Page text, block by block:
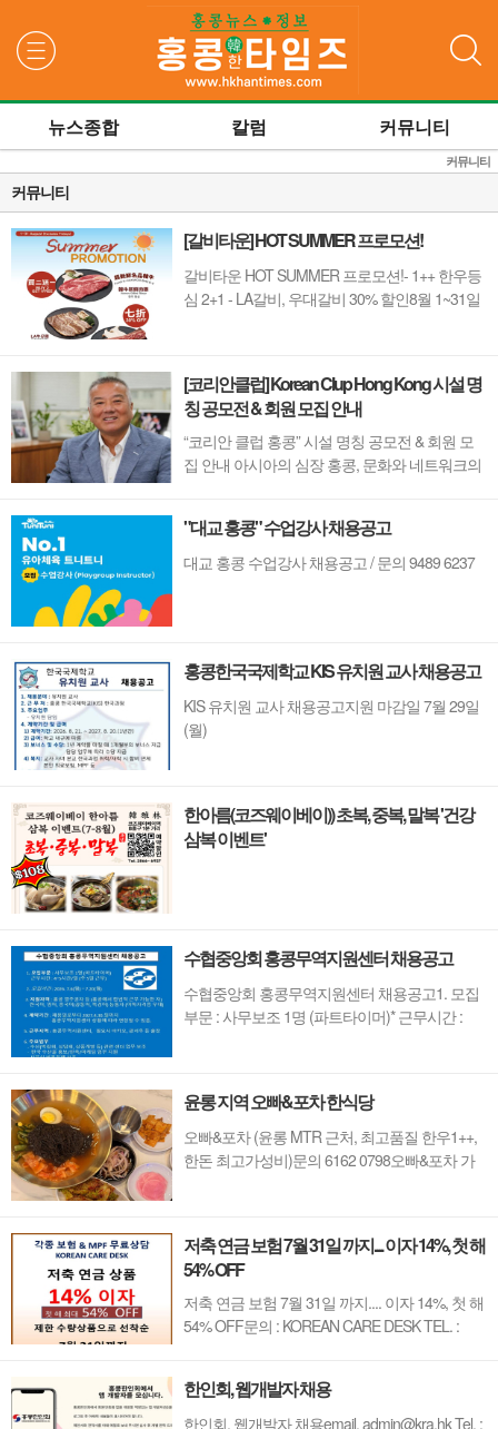
뉴스종합 칼럼 커뮤니티
커뮤니티
커뮤니티
[갈비타운] HOT SUMMER 프로모션!
갈비타운 HOT SUMMER 프로모션!- 1++ 한우등
심 2+1 - LA갈비, 우대갈비 30% 할인8월 1~31일
[코리안클럽] Korean Clup Hong Kong 시설 명
칭 공모전 & 회원 모집 안내
“코리안 클럽 홍콩” 시설 명칭 공모전 & 회원 모
집 안내 아시아의 심장 홍콩, 문화와 네트워크의
홍콩. 이 역동적인 글로벌 허브의 중심에서 한국
의 깊이 있는 문화유산과 세계적 감각을 잇는 새
"대교 홍콩" 수업강사 채용공고
대교 홍콩 수업강사 채용공고 / 문의 9489 6237
홍콩한국국제학교 KIS 유치원 교사 채용공고
KIS 유치원 교사 채용공고지원 마감일 7월 29일
(월)
한아름(코즈웨이베이)) 초복, 중복, 말복 '건강
삼복 이벤트'
수협중앙회 홍콩무역지원센터 채용공고
수협중앙회 홍콩무역지원센터 채용공고1. 모집
부문 : 사무보조 1명 (파트타이머)* 근무시간 :
중국어(광동어, 북경어) 능통자 (어학자격증 우
대)4. 계약기간 : 채용일로부터 2027.4.30.일까지*
홍콩...
윤롱 지역 오빠&포차 한식당
오빠&포차 (윤롱 MTR 근처, 최고품질 한우1++,
한돈 최고가성비)문의 6162 0798오빠&포차 가
저축 연금 보험 7월 31일 까지.... 이자 14%, 첫 해
54% OFF
저축 연금 보험 7월 31일 까지.... 이자 14%, 첫 해
54% OFF문의 : KOREAN CARE DESK TEL. :
한인회, 웹개발자 채용
한인회, 웹개발자 채용email. admin@kra.hk Tel. :